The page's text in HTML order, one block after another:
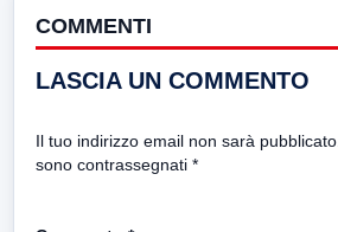
COMMENTI
LASCIA UN COMMENTO
Il tuo indirizzo email non sarà pubblicato.
sono contrassegnati *